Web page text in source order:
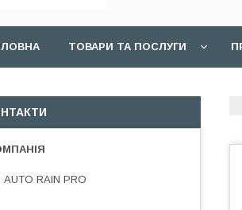
ТОВАРИ ТА ПОСЛУГИ
AUTO RAIN PRO